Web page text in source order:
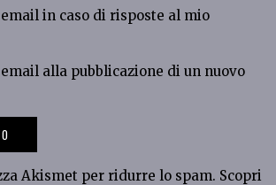
in caso di risposte al mio
alla pubblicazione di un nuovo
Akismet per ridurre lo spam. Scopri